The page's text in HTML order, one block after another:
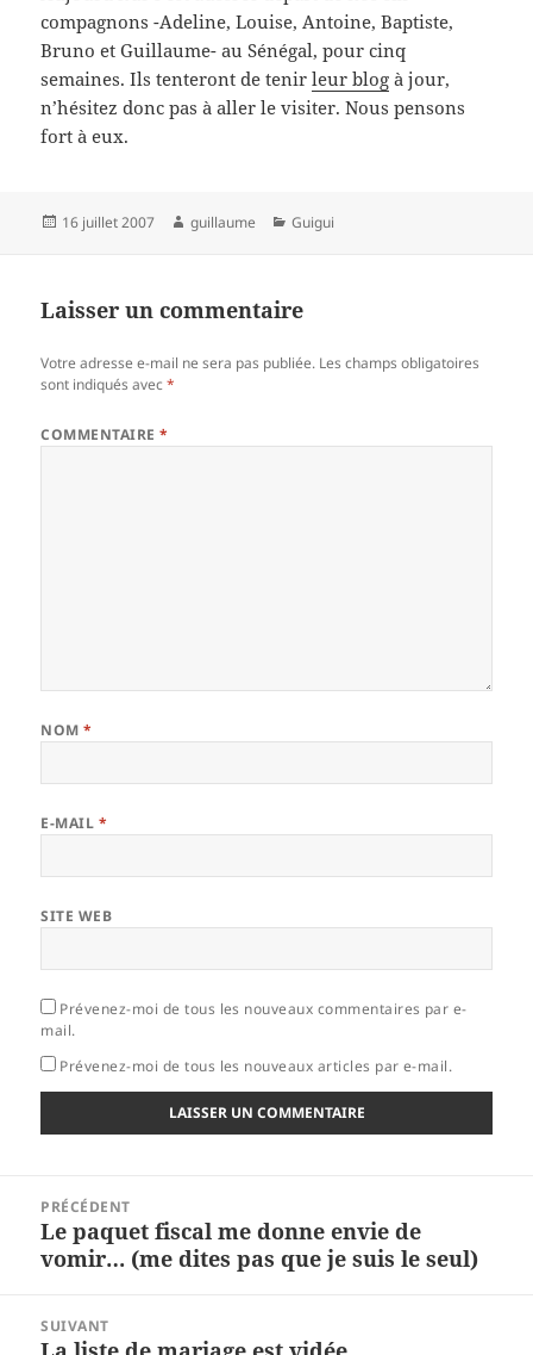
compagnons -Adeline, Louise, Antoine, Baptiste,
Bruno et Guillaume- au Sénégal, pour cinq
semaines. Ils tenteront de tenirleur blog à jour,
n’hésitez donc pas à aller le visiter. Nous pensons
fort à eux.
Publié
16 juillet 2007 Auteur
guillaume Catégories
Guigui
Laisser un commentaire
Votre adresse e-mail ne sera pas publiée. Les champs obligatoires
sont indiqués avec*
COMMENTAIRE*
NOM*
E-MAIL *
SITE WEB
Prévenez-moi de tous les nouveaux commentaires par e-
mail.
Prévenez-moi de tous les nouveaux articles par e-mail.
l’article
PRÉCÉDENT
Article
précédent :
Le paquet fiscal me donne envie de
vomir… (me dites pas que je suis le seul)
SUIVANT
Article